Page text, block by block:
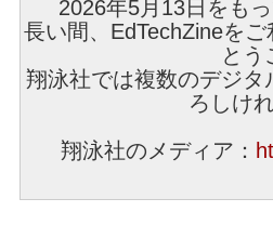
2026年5月13日をも
長い間、EdTechZineを
とう
翔泳社では複数のデジ
ろしけ
翔泳社のメディア：